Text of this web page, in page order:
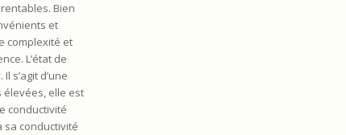
Bien
et
complexité et
L’état de
s’agit d’une
élevées, elle est
conductivité
sa conductivité